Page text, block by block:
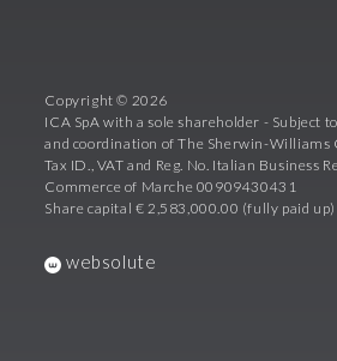
Copyright © 2026
ICA SpA with a sole shareholder - Subject
and coordination of The Sherwin-Williams
Tax ID., VAT and Reg. No. Italian Business
Commerce of Marche 00909430431
Share capital € 2,583,000.00 (fully paid up)
websolute